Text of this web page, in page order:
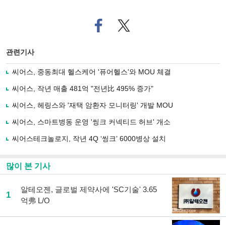
페
이
로
기
사
유
기
트위
터로
관련기사
씨어스, 중동최대 헬스케어 '퓨어헬스'와 MOU 체결
씨어스, 작년 매출 481억 "전년比 495% 증가"
씨어스, 헤링스와 '재택 암환자 모니터링' 개발 MOU
씨어스, 스마트병동 운영 '씽크 커넥티드 허브' 개소
씨어스테크놀로지, 작년 4Q ‘씽크’ 6000병상 설치
많이 본 기사
1
알테오젠, 글로벌 제약사에 'SC기술' 3.65
억弗 L/O